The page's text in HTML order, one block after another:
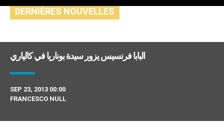
DERNIÈRES NOUVELLES
البابا فرنسيس يزور سيدة بوناريا في كالياري
SEP 23, 2013 00:00
FRANCESCO NULL